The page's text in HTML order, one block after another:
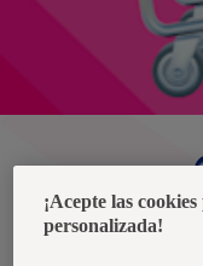
¡Acepte las
personalizada!